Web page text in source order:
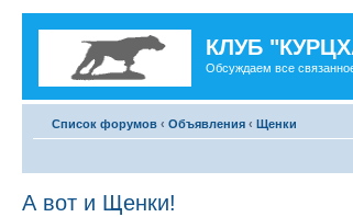
КЛУБ
Обсуждаем все
Список форумов ‹ Объявления ‹ Щенки
А вот и Щенки!